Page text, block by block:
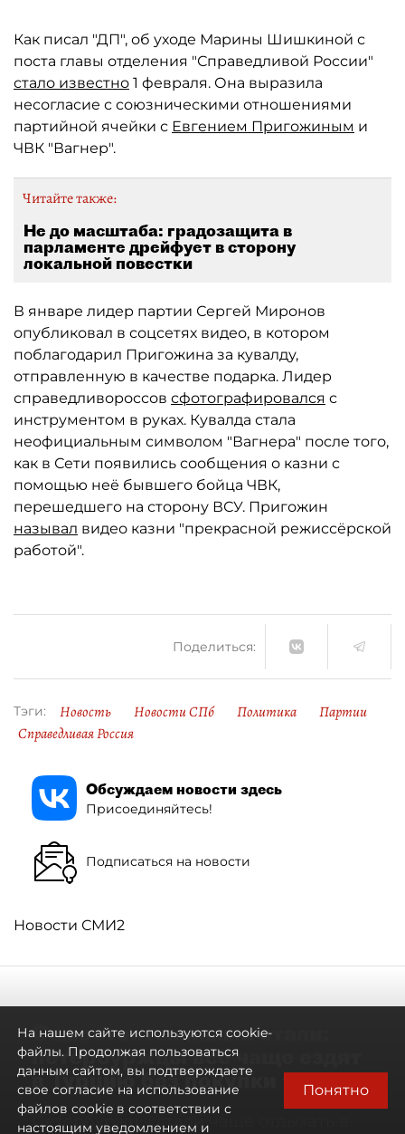
Как писал "ДП", об уходе Марины Шишкиной с
поста главы отделения "Справедливой России"
стало известно 1 февраля. Она выразила
несогласие с союзническими отношениями
партийной ячейки с Евгением Пригожиным и
ЧВК "Вагнер".
Читайте также:
Не до масштаба: градозащита в
парламенте дрейфует в сторону
локальной повестки
В январе лидер партии Сергей Миронов
опубликовал в соцсетях видео, в котором
поблагодарил Пригожина за кувалду,
отправленную в качестве подарка. Лидер
справедливороссов сфотографировался с
инструментом в руках. Кувалда стала
неофициальным символом "Вагнера" после того,
как в Сети появились сообщения о казни с
помощью неё бывшего бойца ЧВК,
перешедшего на сторону ВСУ. Пригожин
называл видео казни "прекрасной режиссёрской
работой".
Поделиться:
Тэги: Новость Новости СПб Политика
Партии
Справедливая Россия
Обсуждаем новости здесь
Присоединяйтесь!
Подписаться на новости
Новости СМИ2
Самостоятельными стали:
петербуржцы всё чаще ездят
в Турцию без покупки туров
Петербуржцы стали чаще отдыхать в
На нашем сайте используются cookie-
файлы. Продолжая пользоваться
данным сайтом, вы подтверждаете
свое согласие на использование
файлов cookie в соответствии с
настоящим уведомлением и
Понятно